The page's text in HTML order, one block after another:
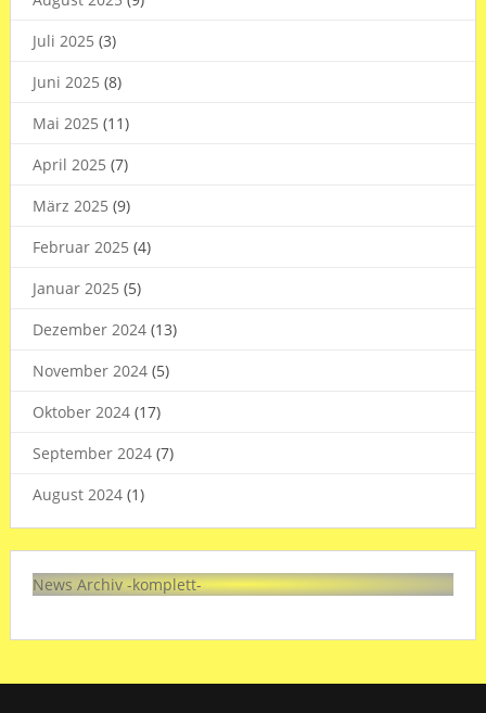
Juli 2025 (3)
Juni 2025 (8)
Mai 2025 (11)
April 2025 (7)
März 2025 (9)
Februar 2025 (4)
Januar 2025 (5)
Dezember 2024(13)
November 2024(5)
Oktober 2024(17)
September 2024(7)
August 2024(1)
News Archiv -komplett-